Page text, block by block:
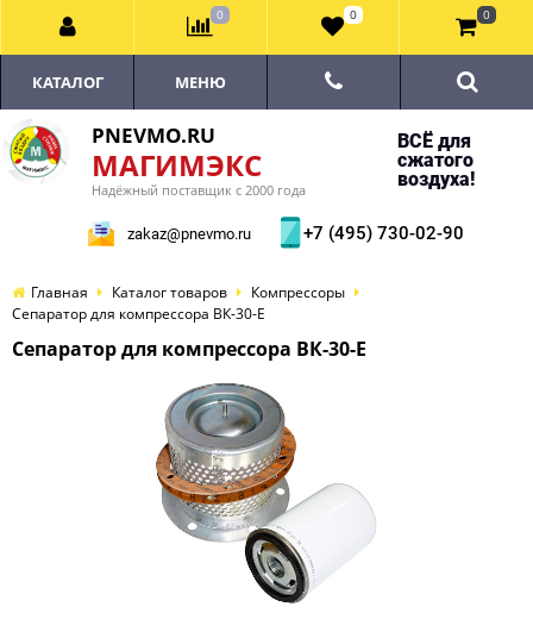
PNEVMO.RU
МАГИМЭКС
Надёжный поставщик с 2000 года
ВСЁ для
сжатого
воздуха!
zakaz@pnevmo.ru +7 (495) 730-02-90
КАТАЛОГ МЕНЮ
Главная Каталог товаров
Компрессоры
Сепаратор для компрессора ВК-30-E
Сепаратор для компрессора ВК-30-E
0 0 0